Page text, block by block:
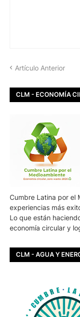
Artículo Anterior
CLM - ECONOMÍA
Cumbre Latina por el
experiencias más
Lo que están
economía circular y
CLM - AGUA Y